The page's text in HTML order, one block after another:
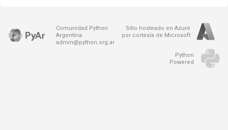
Comunidad Python
Argentina
admin@python.org.ar
Sitio hosteado en Azure
por cortesía de Microsoft
Python
Powered